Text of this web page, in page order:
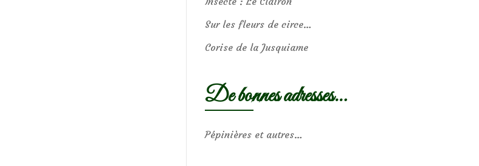
Sur les fleurs de circe…
Corise de la Jusquiame
De bonnes adresses…
Pépinières et autres…